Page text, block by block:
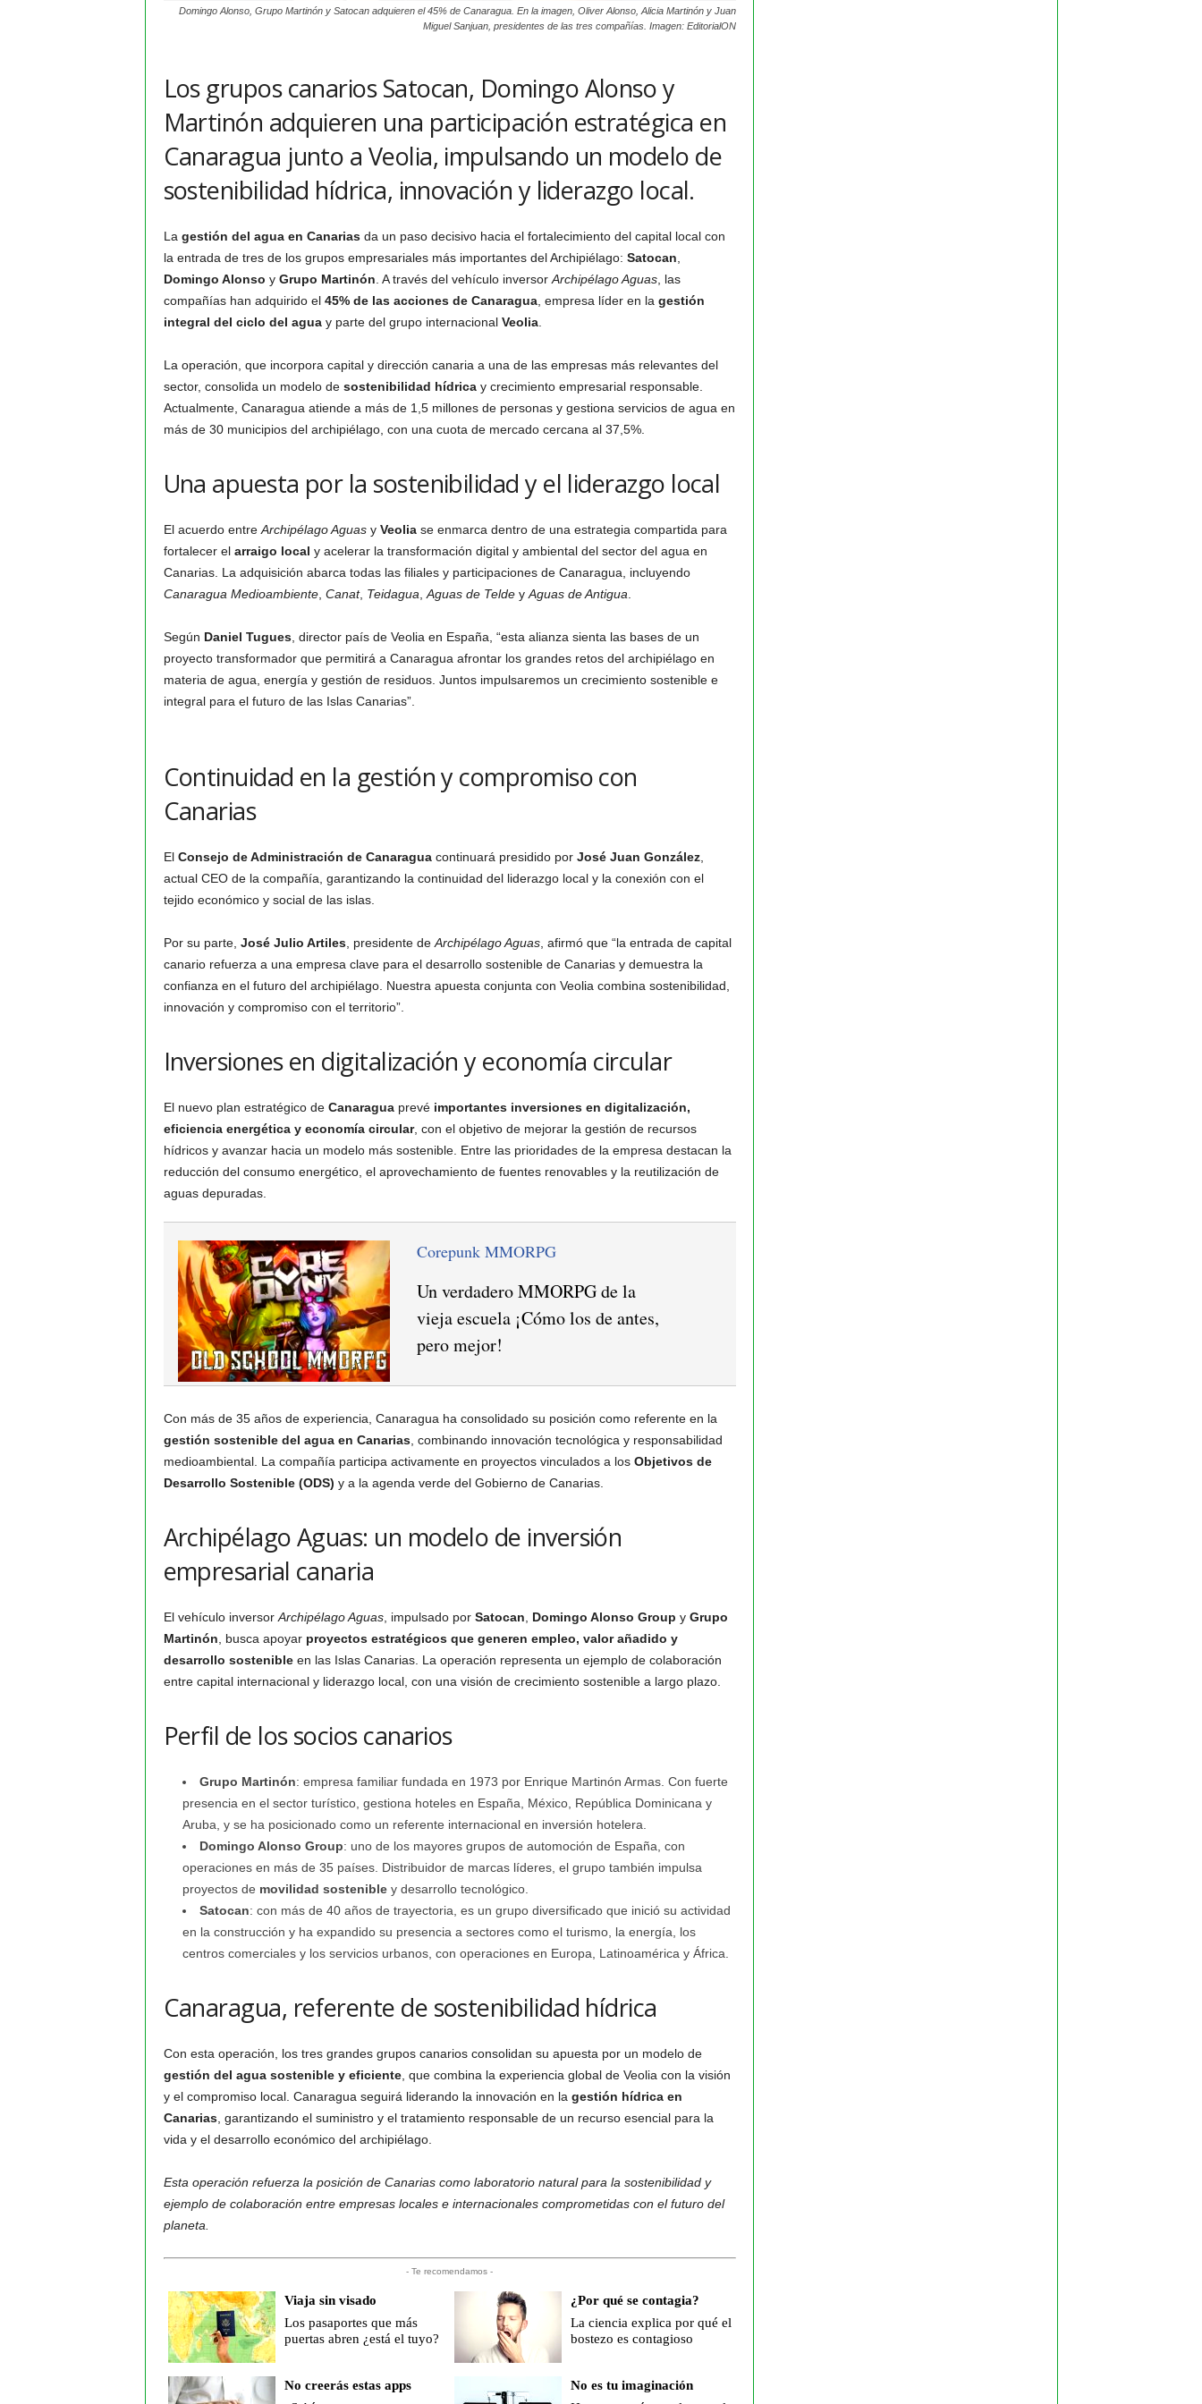
Domingo Alonso, Grupo Martinón y Satocan adquieren el 45% de Canaragua. En la imagen, Oliver Alonso, Alicia Martinón y Juan
Miguel Sanjuan, presidentes de las tres compañías. Imagen: EditorialON
Los grupos canarios Satocan, Domingo Alonso y
Martinón adquieren una participación estratégica en
Canaragua junto a Veolia, impulsando un modelo de
sostenibilidad hídrica, innovación y liderazgo local.
La gestión del agua en Canariasda un paso decisivo hacia el fortalecimiento del capital local con
la entrada de tres de los grupos empresariales más importantes del Archipiélago: Satocan
Domingo Alonso y Grupo Martinón . A través del vehículo inversor Archipélago Aguas, las
compañías han adquirido el 45% de las acciones de Canaragua, empresa líder en la gestión
integral del ciclo del aguay parte del grupo internacional Veolia.
La operación, que incorpora capital y dirección canaria a una de las empresas más relevantes del
sector, consolida un modelo de sostenibilidad hídricay crecimiento empresarial responsable.
Actualmente, Canaragua atiende a más de 1,5 millones de personas y gestiona servicios de agua en
más de 30 municipios del archipiélago, con una cuota de mercado cercana al 37,5%.
Una apuesta por la sostenibilidad y el liderazgo local
El acuerdo entre Archipélago Aguasy Veoliase enmarca dentro de una estrategia compartida para
fortalecer el arraigo local y acelerar la transformación digital y ambiental del sector del agua en
Canarias. La adquisición abarca todas las filiales y participaciones de Canaragua, incluyendo
Canaragua Medioambiente, Canat, Teidagua Aguas de Teldey Aguas de Antigua
Según Daniel Tugues, director país de Veolia en España, “esta alianza sienta las bases de un
proyecto transformador que permitirá a Canaragua afrontar los grandes retos del archipiélago en
materia de agua, energía y gestión de residuos. Juntos impulsaremos un crecimiento sostenible e
integral para el futuro de las Islas Canarias”.
Continuidad en la gestión y compromiso con
Canarias
El Consejo de Administración de Canaraguacontinuará presidido por José Juan González,
actual CEO de la compañía, garantizando la continuidad del liderazgo local y la conexión con el
tejido económico y social de las islas.
Por su parte, José Julio Artiles, presidente de Archipélago Aguas, afirmó que “la entrada de capital
canario refuerza a una empresa clave para el desarrollo sostenible de Canarias y demuestra la
confianza en el futuro del archipiélago. Nuestra apuesta conjunta con Veolia combina sostenibilidad,
innovación y compromiso con el territorio”.
Inversiones en digitalización y economía circular
El nuevo plan estratégico de Canaraguaprevé importantes inversiones en digitalización,
eficiencia energética y economía circular, con el objetivo de mejorar la gestión de recursos
hídricos y avanzar hacia un modelo más sostenible. Entre las prioridades de la empresa destacan la
reducción del consumo energético, el aprovechamiento de fuentes renovables y la reutilización de
aguas depuradas.
Corepunk MMORPG
Un verdadero MMORPG de la
vieja escuela ¡Cómo los de antes,
pero mejor!
Con más de 35 años de experiencia, Canaragua ha consolidado su posición como referente en la
gestión sostenible del agua en Canarias, combinando innovación tecnológica y responsabilidad
medioambiental. La compañía participa activamente en proyectos vinculados a los Objetivos de
Desarrollo Sostenible (ODS) y a la agenda verde del Gobierno de Canarias.
Archipélago Aguas: un modelo de inversión
empresarial canaria
El vehículo inversor Archipélago Aguas, impulsado por Satocan Domingo Alonso Group y Grupo
Martinón , busca apoyar proyectos estratégicos que generen empleo, valor añadido y
desarrollo sostenibleen las Islas Canarias. La operación representa un ejemplo de colaboración
entre capital internacional y liderazgo local, con una visión de crecimiento sostenible a largo plazo.
Perfil de los socios canarios
Grupo Martinón: empresa familiar fundada en 1973 por Enrique Martinón Armas. Con fuerte
presencia en el sector turístico, gestiona hoteles en España, México, República Dominicana y
Aruba, y se ha posicionado como un referente internacional en inversión hotelera.
Domingo Alonso Group: uno de los mayores grupos de automoción de España, con
operaciones en más de 35 países. Distribuidor de marcas líderes, el grupo también impulsa
proyectos de movilidad sostenibley desarrollo tecnológico.
Satocan: con más de 40 años de trayectoria, es un grupo diversificado que inició su actividad
en la construcción y ha expandido su presencia a sectores como el turismo, la energía, los
centros comerciales y los servicios urbanos, con operaciones en Europa, Latinoamérica y África.
Canaragua, referente de sostenibilidad hídrica
Con esta operación, los tres grandes grupos canarios consolidan su apuesta por un modelo de
gestión del agua sostenible y eficiente, que combina la experiencia global de Veolia con la visión
y el compromiso local. Canaragua seguirá liderando la innovación en la gestión hídrica en
Canarias, garantizando el suministro y el tratamiento responsable de un recurso esencial para la
vida y el desarrollo económico del archipiélago.
Esta operación refuerza la posición de Canarias como laboratorio natural para la sostenibilidad y
ejemplo de colaboración entre empresas locales e internacionales comprometidas con el futuro del
planeta.
- Te recomendamos -
Viaja sin visado
Los pasaportes que más
puertas abren ¿está el tuyo?
¿Por qué se contagia?
La ciencia explica por qué el
bostezo es contagioso
No creerás estas apps
No es tu imaginación